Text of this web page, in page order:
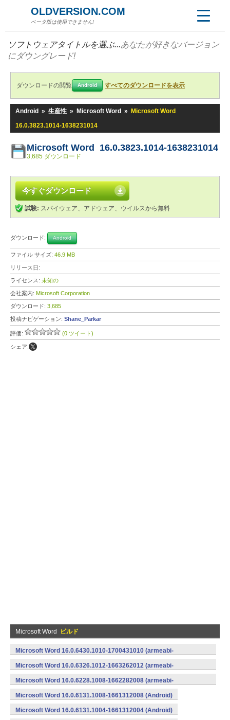
OLDVERSION.COM
ベータ版は使用できません!
ソフトウェアタイトルを選ぶ...あなたが好きなバージョン
にダウングレード!
ダウンロードの閲覧 Android すべてのダウンロードを表示
Android » 生産性 » Microsoft Word »
Microsoft Word
16.0.3823.1014-1638231014
Microsoft Word 16.0.3823.1014-1638231014
3,685 ダウンロード
今すぐダウンロード
試験: スパイウェア、アドウェア、ウイルスから無料
ダウンロード: Android
ファイル サイズ: 46.9 MB
リリース日:
ライセンス: 未知の
会社案内: Microsoft Corporation
ダウンロード: 3,685
投稿ナビゲーション: Shane_Parkar
評価: (0 ツイート)
シェア:
Microsoft Word ビルド
Microsoft Word 16.0.6430.1010-1700431010 (armeabi-
v7a) (Android)
Microsoft Word 16.0.6326.1012-1663262012 (armeabi-
v7a) (Android)
Microsoft Word 16.0.6228.1008-1662282008 (armeabi-
v7a) (Android)
Microsoft Word 16.0.6131.1008-1661312008 (Android)
Microsoft Word 16.0.6131.1004-1661312004 (Android)